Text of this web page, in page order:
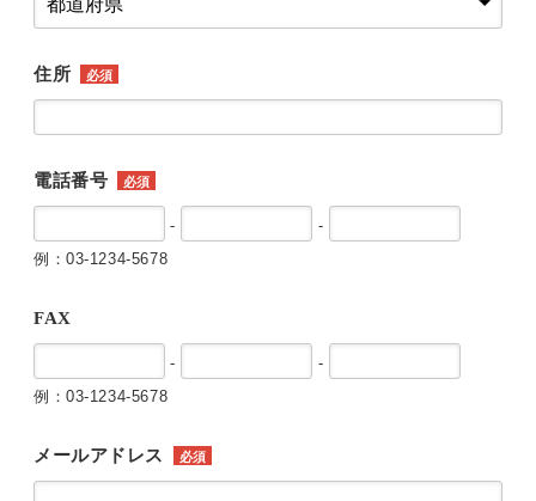
住所 必須
電話番号 必須
-
-
例：03-1234-5678
FAX
-
-
例：03-1234-5678
メールアドレス 必須